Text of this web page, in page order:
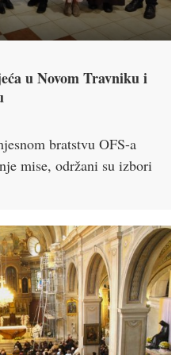
u Novom Travniku i
bratstvu OFS-a
mise, održani su izbori